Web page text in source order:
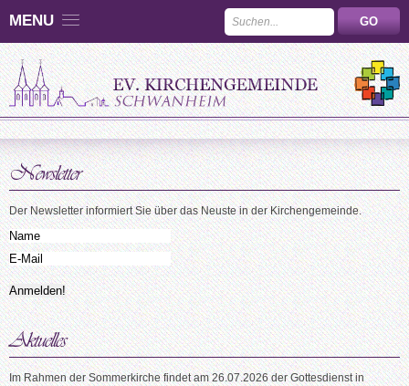
MENU
Der Newsletter informiert Sie über das Neuste in der Kirchengemeinde.
Im Rahmen der Sommerkirche findet am 26.07.2026 der Gottesdienst in